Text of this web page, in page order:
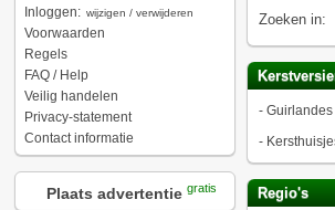
Inloggen: wijzigen / verwijderen
Voorwaarden
Regels
FAQ / Help
Veilig handelen
Privacy-statement
Contact informatie
Plaats advertentie gratis
Zoeken in:
- Guirlandes
-
Regio's